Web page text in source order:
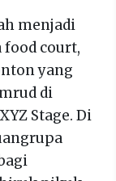
menjadi
court,
yang
di
Stage. Di